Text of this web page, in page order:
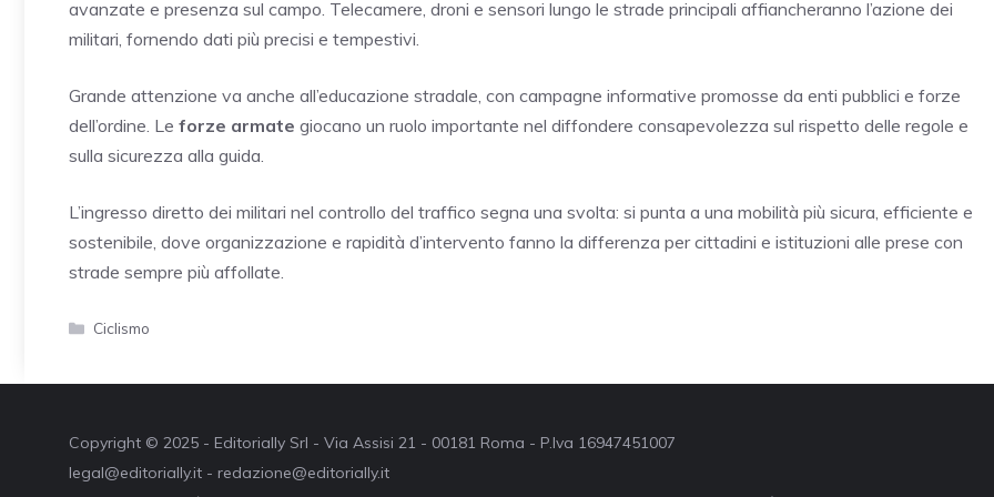
avanzate e presenza sul campo. Telecamere, droni e sensori lungo le strade principali affiancheranno l’azione dei
militari, fornendo dati più precisi e tempestivi.
Grande attenzione va anche all’educazione stradale, con campagne informative promosse da enti pubblici e forze
dell’ordine. Le forze armate giocano un ruolo importante nel diffondere consapevolezza sul rispetto delle regole e
sulla sicurezza alla guida.
L’ingresso diretto dei militari nel controllo del traffico segna una svolta: si punta a una mobilità più sicura, efficiente e
sostenibile, dove organizzazione e rapidità d’intervento fanno la differenza per cittadini e istituzioni alle prese con
strade sempre più affollate.
Categorie
Ciclismo
Copyright © 2025 - Editorially Srl - Via Assisi 21 - 00181 Roma - P.Iva 16947451007
legal@editorially.it - redazione@editorially.it